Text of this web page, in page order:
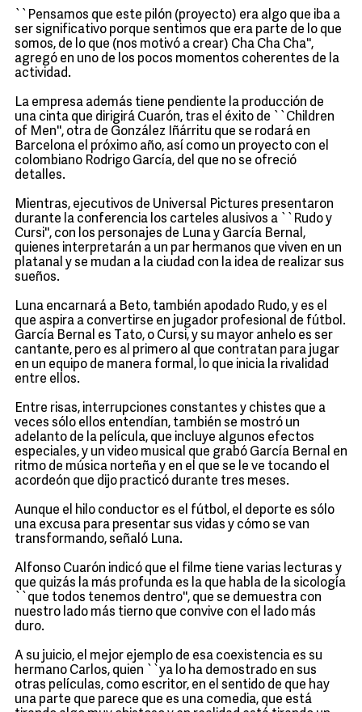
``Pensamos que este pilón (proyecto) era algo que iba a
ser significativo porque sentimos que era parte de lo que
somos, de lo que (nos motivó a crear) Cha Cha Cha'',
agregó en uno de los pocos momentos coherentes de la
actividad.
La empresa además tiene pendiente la producción de
una cinta que dirigirá Cuarón, tras el éxito de ``Children
of Men'', otra de González Iñárritu que se rodará en
Barcelona el próximo año, así como un proyecto con el
colombiano Rodrigo García, del que no se ofreció
detalles.
Mientras, ejecutivos de Universal Pictures presentaron
durante la conferencia los carteles alusivos a ``Rudo y
Cursi'', con los personajes de Luna y García Bernal,
quienes interpretarán a un par hermanos que viven en un
platanal y se mudan a la ciudad con la idea de realizar sus
sueños.
Luna encarnará a Beto, también apodado Rudo, y es el
que aspira a convertirse en jugador profesional de fútbol.
García Bernal es Tato, o Cursi, y su mayor anhelo es ser
cantante, pero es al primero al que contratan para jugar
en un equipo de manera formal, lo que inicia la rivalidad
entre ellos.
Entre risas, interrupciones constantes y chistes que a
veces sólo ellos entendían, también se mostró un
adelanto de la película, que incluye algunos efectos
especiales, y un video musical que grabó García Bernal en
ritmo de música norteña y en el que se le ve tocando el
acordeón que dijo practicó durante tres meses.
Aunque el hilo conductor es el fútbol, el deporte es sólo
una excusa para presentar sus vidas y cómo se van
transformando, señaló Luna.
Alfonso Cuarón indicó que el filme tiene varias lecturas y
que quizás la más profunda es la que habla de la sicología
``que todos tenemos dentro'', que se demuestra con
nuestro lado más tierno que convive con el lado más
duro.
A su juicio, el mejor ejemplo de esa coexistencia es su
hermano Carlos, quien ``ya lo ha demostrado en sus
otras películas, como escritor, en el sentido de que hay
una parte que parece que es una comedia, que está